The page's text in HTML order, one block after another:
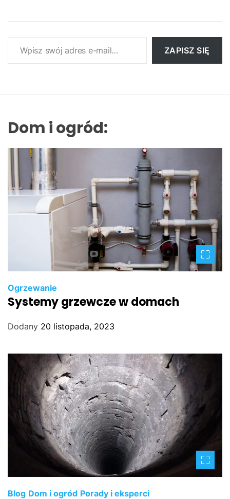
Wpisz swój adres e-mail…
ZAPISZ SIĘ
Dom i ogród:
Ogrzewanie
Systemy grzewcze w domach
Dodany 20 listopada, 2023
Blog Dom i ogród Porady i eksperci